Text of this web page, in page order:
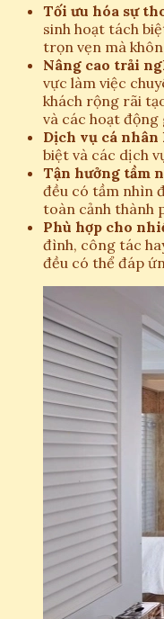
Tối ưu hóa sự
sinh hoạt tách
trọn vẹn mà
Nâng cao trải
vực làm việc
khách rộng rãi
và các hoạt
Dịch vụ cá nhân
biệt và các dịch
Tận hưởng tầm
đều có tầm nhìn
toàn cảnh thành
Phù hợp cho
đình, công tác
đều có thể đáp